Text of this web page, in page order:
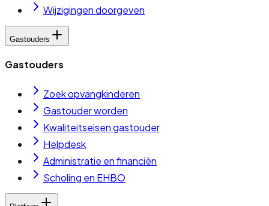
Wijzigingen doorgeven
Gastouders
Gastouders
Zoek opvangkinderen
Gastouder worden
Kwaliteitseisen gastouder
Helpdesk
Administratie en financiën
Scholing en EHBO